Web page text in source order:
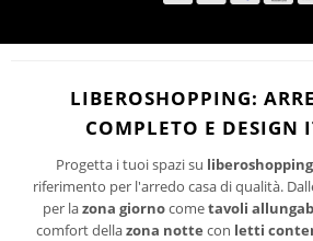
I suoi dati personali verranno trattati per le finalità
Per maggiori informazioni sul trattamento dei dati
LIBEROSHOPPING:
COMPLETO E DESIGN
Progetta i tuoi spazi su
riferimento per l'arredo casa di qualità.
per lazona giornocometavoli
comfort dellazona notte con letti